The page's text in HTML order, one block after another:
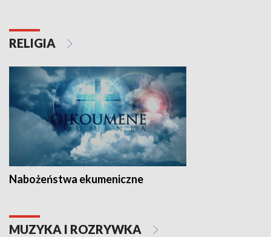
RELIGIA
Nabożeństwa ekumeniczne
MUZYKA I ROZRYWKA